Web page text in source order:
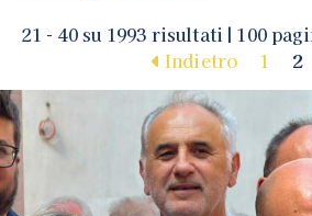
21 - 40 su 1993 risultati | 100
Indietro
1 2